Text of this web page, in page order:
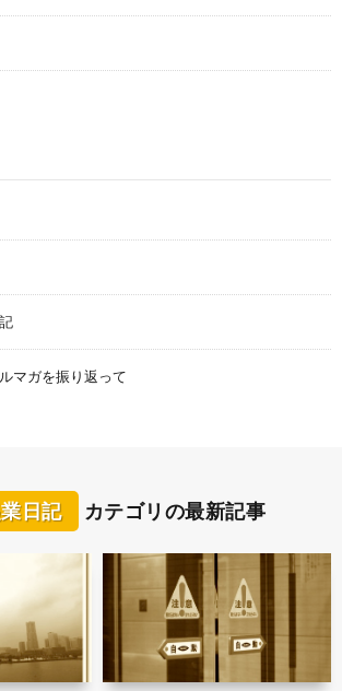
マガを振り返って
日記 カテゴリの最新記事